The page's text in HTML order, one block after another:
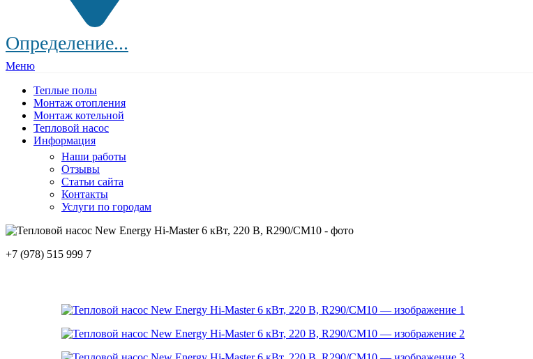
Определение...
Меню
Теплые полы
Монтаж отопления
Монтаж котельной
Тепловой насос
Информация
Наши работы
Отзывы
Статьи сайта
Контакты
Услуги по городам
+7 (978) 515 999 7